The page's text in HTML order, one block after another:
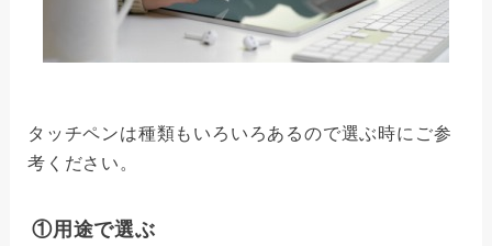
タッチペンは種類もいろいろあるので選ぶ時にご参
考ください。
①用途で選ぶ